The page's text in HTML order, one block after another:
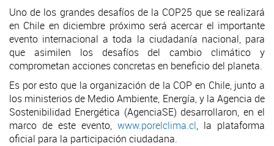
Uno de los grandes desafíos de la COP25 que se realizará
en Chile en diciembre próximo será acercar el importante
evento internacional a toda la ciudadanía nacional, para
que asimilen los desafíos del cambio climático y
comprometan acciones concretas en beneficio del planeta.
Es por esto que la organización de la COP en Chile, junto a
los ministerios de Medio Ambiente, Energía, y la Agencia de
Sostenibilidad Energética (AgenciaSE) desarrollaron, en el
marco de este evento, www.porelclima.cl, la plataforma
oficial para la participación ciudadana.